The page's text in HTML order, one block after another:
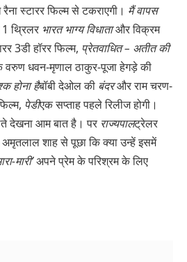
रैना स्टारर फिल्म से टकराएगी। मैं वापस
थ्रिलर भारत भाग्य विधाताऔर विक्रम
3डी हॉरर फिल्म, प्रेतवाधित – अतीत की
वरुण धवन-मृणाल ठाकुर-पूजा हेगड़े की
होना हैबॉबी देओल की बंदरऔर राम चरण-
पेडीएक सप्ताह पहले रिलीज होगी।
देखना आम बात है। पर राज्यपालट्रेलर
शाह से पूछा कि क्या उन्हें इसमें
मारी’अपने प्रेम के परिश्रम के लिए